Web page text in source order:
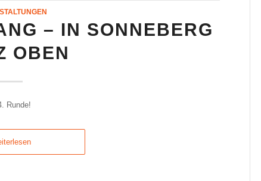
– IN SONNEBERG
OBEN
Runde!